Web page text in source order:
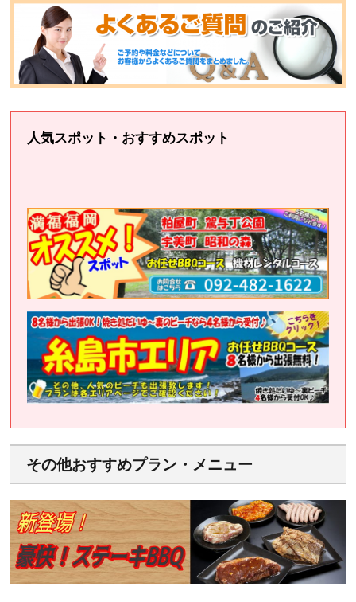
人気スポット・おすすめスポット
その他おすすめプラン・メニュー